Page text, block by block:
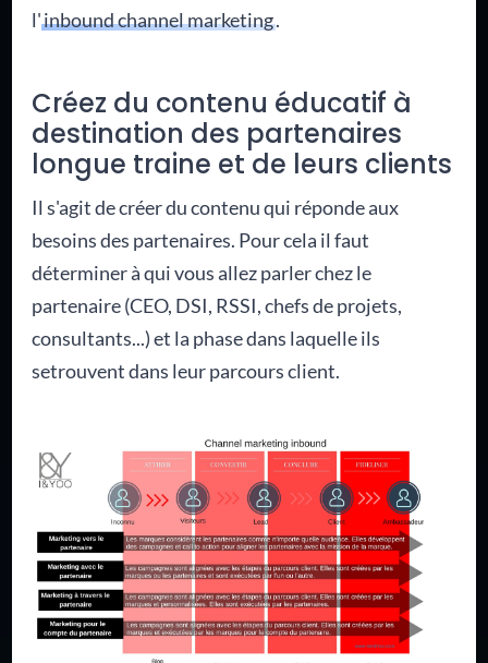
l'inbound channel marketing.
Créez du contenu éducatif à
destination des partenaires
longue traine et de leurs clients
Il s'agit de créer du contenu qui réponde aux
besoins des partenaires. Pour cela il faut
déterminer à qui vous allez parler chez le
partenaire (CEO, DSI, RSSI, chefs de projets,
consultants...) et la phase dans laquelle ils
setrouvent dans leur parcours client.